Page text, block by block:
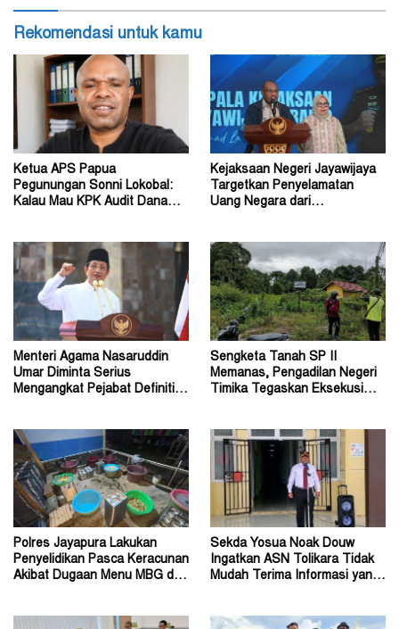
Rekomendasi untuk kamu
Ketua APS Papua
Pegunungan Sonni Lokobal:
Kalau Mau KPK Audit Dana
Kejaksaan Negeri Jayawijaya
Targetkan Penyelamatan
Uang Negara dari
Menteri Agama Nasaruddin
Umar Diminta Serius
Mengangkat Pejabat Definitif
Sengketa Tanah SP II
Memanas, Pengadilan Negeri
Timika Tegaskan Eksekusi
Polres Jayapura Lakukan
Penyelidikan Pasca Keracunan
Akibat Dugaan Menu MBG di
Sekda Yosua Noak Douw
Ingatkan ASN Tolikara Tidak
Mudah Terima Informasi yang